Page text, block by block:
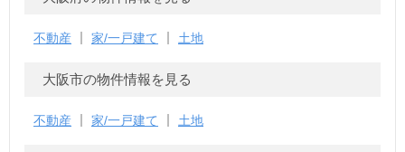
不動産 家/一戸建て 土地
大阪市の物件情報を見る
不動産 家/一戸建て 土地